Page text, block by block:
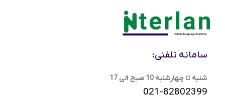
سامانه تلفنی:
شنبه تا چهارشنبه 10 صبح الی 17
021-82802399